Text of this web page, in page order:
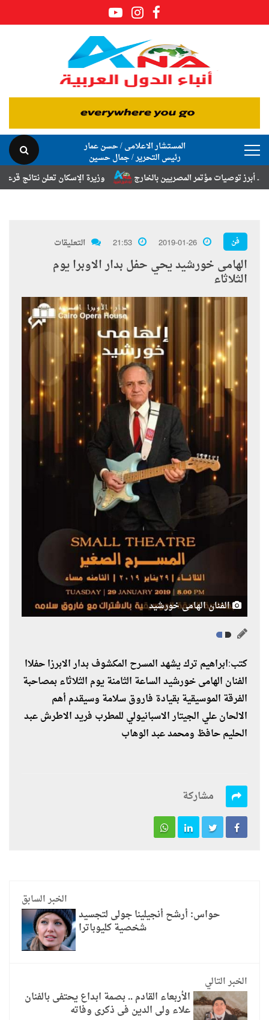
المستشار الاعلامى / حسن عمار
رئيس التحرير / جمال حسين
وزيرة الإسكان تعلن نتائج قرعة تخصيص
مؤتمر المصريين بالخارج
فن 2019-01-26
21:53 التعليقات
الهامى خورشيد يحي حفل بدار الاوبرا يوم
الثلاثاء
الفنان الهامى خورشيد
كتب:ابراهيم ترك يشهد المسرح المكشوف بدار الابرزا حفلاا
الفنان الهامى خورشيد الساعة الثامنة يوم الثلاثاء بمصاحبة
الفرقة الموسيقية بقيادة فاروق سلامة وسيقدم أهم
الالحان علي الجيتار الاسبانيولي للمطرب فريد الاطرش عبد
الحليم حافظ ومحمد عبد الوهاب
مشاركة
الخبر السابق
حواس: أرشح أنجيلينا جولى لتجسيد
شخصية كليوباترا
الخبر التالي
الأربعاء القادم .. بصمة ابداع يحتفى بالفنان
علاء ولى الدين فى ذكرى وفاته